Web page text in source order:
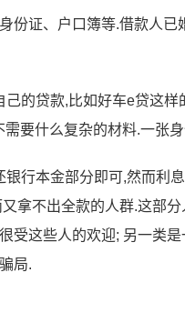
份证、户口簿等.借款人已
的贷款,比如好车e贷这
要什么复杂的材料.一张
行本金部分即可,然而利
拿不出全款的人群.这部
受这些人的欢迎; 另一类
局.